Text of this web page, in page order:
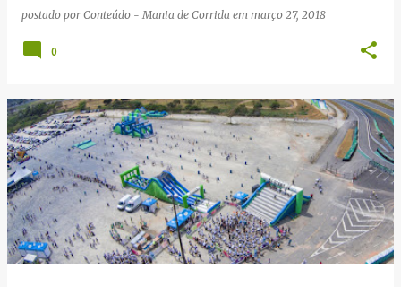
postado por Conteúdo - Mania de Corrida em março 27, 2018
0